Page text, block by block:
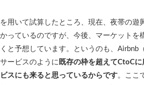
用いて試算したところ、現在、夜帯の
っているのですが、今後、マーケットを
と予想しています。というのも、Airbnb
ービスのように 既存の枠を超えてCtoC
スにも来ると思っているからです。ここ